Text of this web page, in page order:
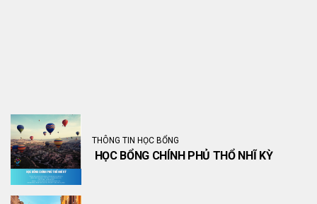
THÔNG TIN HỌC BỔNG
HỌC BỔNG CHÍNH PHỦ THỔ NHĨ KỲ